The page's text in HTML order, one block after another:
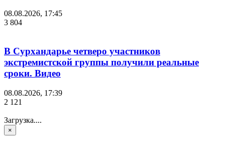
08.08.2026, 17:45
3 804
В Сурхандарье четверо участников
экстремистской группы получили реальные
сроки. Видео
08.08.2026, 17:39
2 121
Загрузка....
×